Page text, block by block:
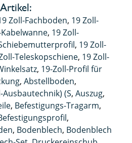
Zoll-Fachboden, 19 Zoll-
, 19 Zoll-
, 19 Zoll-
Teleskopschiene, 19 Zoll-
, 19-Zoll-Profil für
, Abstellboden,
(S, Auszug,
, Befestigungs-Tragarm,
,
, Bodenblech, Bodenblech